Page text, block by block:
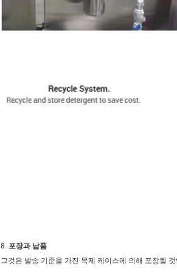
8. 포장과 납품
그것은 발송 기준을 가진 목제 케이스에 의해 포장될